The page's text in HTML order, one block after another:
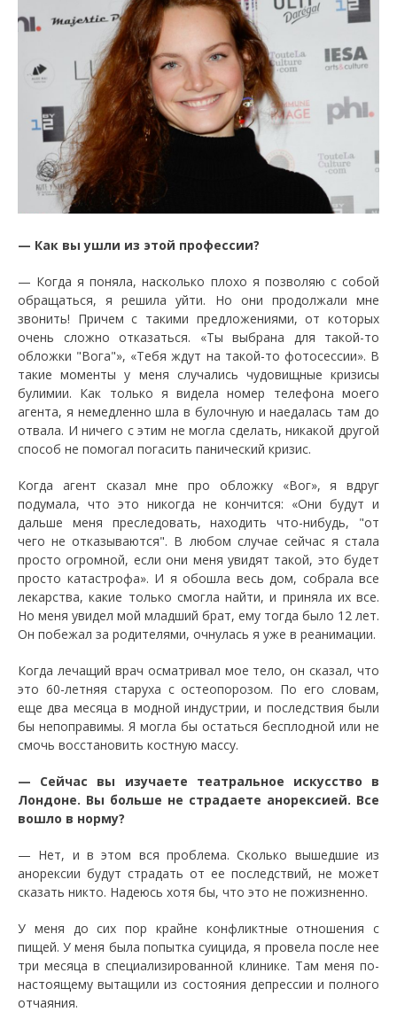
— Как вы ушли из этой профессии?
— Когда я поняла, насколько плохо я позволяю с собой
обращаться, я решила уйти. Но они продолжали мне
звонить! Причем с такими предложениями, от которых
очень сложно отказаться. «Ты выбрана для такой-то
обложки "Вога"», «Тебя ждут на такой-то фотосессии». В
такие моменты у меня случались чудовищные кризисы
булимии. Как только я видела номер телефона моего
агента, я немедленно шла в булочную и наедалась там до
отвала. И ничего с этим не могла сделать, никакой другой
способ не помогал погасить панический кризис.
Когда агент сказал мне про обложку «Вог», я вдруг
подумала, что это никогда не кончится: «Они будут и
дальше меня преследовать, находить что-нибудь, "от
чего не отказываются". В любом случае сейчас я стала
просто огромной, если они меня увидят такой, это будет
просто катастрофа». И я обошла весь дом, собрала все
лекарства, какие только смогла найти, и приняла их все.
Но меня увидел мой младший брат, ему тогда было 12 лет.
Он побежал за родителями, очнулась я уже в реанимации.
Когда лечащий врач осматривал мое тело, он сказал, что
это 60-летняя старуха с остеопорозом. По его словам,
еще два месяца в модной индустрии, и последствия были
бы непоправимы. Я могла бы остаться бесплодной или не
смочь восстановить костную массу.
— Сейчас вы изучаете театральное искусство в
Лондоне. Вы больше не страдаете анорексией. Все
вошло в норму?
— Нет, и в этом вся проблема. Сколько вышедшие из
анорексии будут страдать от ее последствий, не может
сказать никто. Надеюсь хотя бы, что это не пожизненно.
У меня до сих пор крайне конфликтные отношения с
пищей. У меня была попытка суицида, я провела после нее
три месяца в специализированной клинике. Там меня по-
настоящему вытащили из состояния депрессии и полного
отчаяния.